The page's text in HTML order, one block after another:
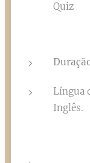
Quiz
Língua
Inglês.